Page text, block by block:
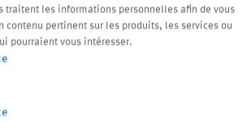
traitent les informations personnelles afin de vous
contenu pertinent sur les produits, les services ou
pourraient vous intéresser.